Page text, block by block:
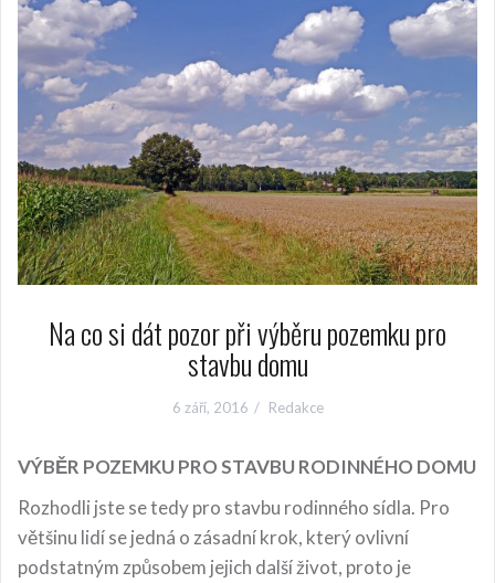
Na co si dát pozor při výběru pozemku pro
stavbu domu
6 září, 2016 Redakce
VÝBĚR POZEMKU PRO STAVBU RODINNÉHO DOMU
Rozhodli jste se tedy pro stavbu rodinného sídla. Pro
většinu lidí se jedná o zásadní krok, který ovlivní
podstatným způsobem jejich další život, proto je